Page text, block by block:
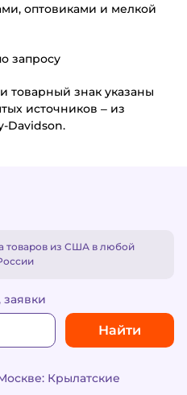
оптовиками и мелкой
запросу
товарный знак указаны
источников – из
Davidson.
товаров из США в любой
Найти
Крылатские